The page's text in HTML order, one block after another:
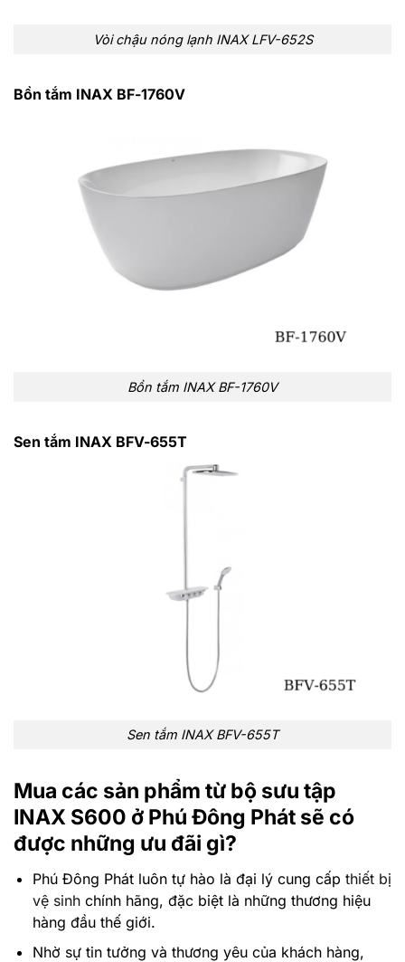
Vòi chậu nóng lạnh INAX LFV-652S
Bồn tắm INAX BF-1760V
Bồn tắm INAX BF-1760V
Sen tắm INAX BFV-655T
Sen tắm INAX BFV-655T
Mua các sản phẩm từ bộ sưu tập
INAX S600 ở Phú Đông Phát sẽ có
được những ưu đãi gì?
Phú Đông Phát luôn tự hào là đại lý cung cấp thiết bị
vệ sinhchính hãng, đặc biệt là những thương hiệu
hàng đầu thế giới.
Nhờ sự tin tưởng và thương yêu của khách hàng,